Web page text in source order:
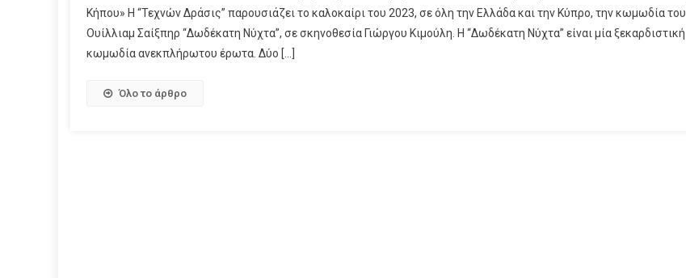
Κήπου» Η “Τεχνών Δράσις” παρουσιάζει το καλοκαίρι του 2023, σε όλη την Ελλάδα και την Κύπρο, την κωμωδία του
Ουίλλιαμ Σαίξπηρ “Δωδέκατη Νύχτα”, σε σκηνοθεσία Γιώργου Κιμούλη. Η “Δωδέκατη Νύχτα” είναι μία ξεκαρδιστική
κωμωδία ανεκπλήρωτου έρωτα. Δύο […]
Όλο το άρθρο